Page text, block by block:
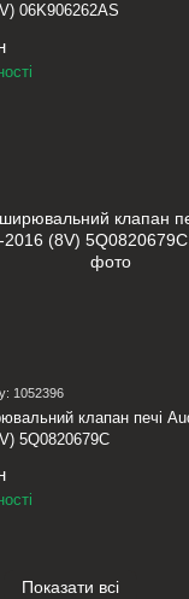
06K906262AS
1052396
клапан печі
5Q0820679C
Показати всі